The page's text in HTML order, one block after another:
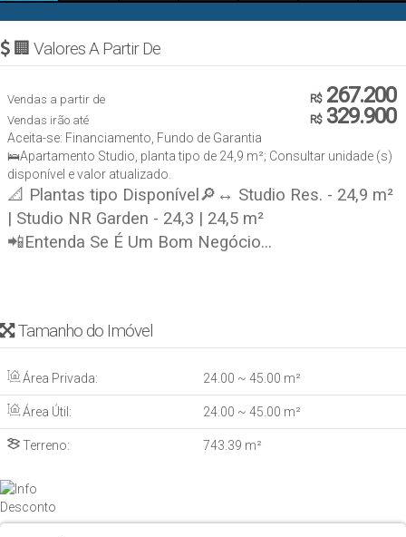
🏢 Valores A Partir De
R$267.200
Vendas a partir de
R$329.900
Vendas irão até
Aceita-se: Financiamento, Fundo de Garantia
🛌Apartamento Studio, planta tipo de 24,9 m²; Consultar unidade (s)
disponível e valor atualizado.
📐 Plantas tipo Disponível🔎↔ Studio Res. - 24,9 m²
| Studio NR Garden - 24,3 | 24,5 m²
📲Entenda Se É Um Bom Negócio...
Tamanho do Imóvel
Área Privada: 24.00 ~ 45.00 m²
Área Útil: 24.00 ~ 45.00 m²
Terreno: 743.39 m²